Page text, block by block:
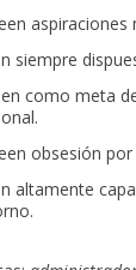
aspiraciones
siempre
como meta
obsesión
altamente